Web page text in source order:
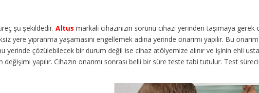
şu şekildedir. Altus markalı cihazınızın sorunu cihazı yerinden taşımaya gerek
yere yıpranma yaşamasını engellemek adına yerinde onarımı yapılır. Bu
çözülebilecek bir durum değil ise cihaz atölyemize alınır ve işinin ehli
yapılır. Cihazın onarımı sonrası belli bir süre teste tabi tutulur. Test